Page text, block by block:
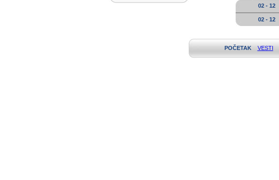
02 - 12
02 - 12
POČETAK VESTI